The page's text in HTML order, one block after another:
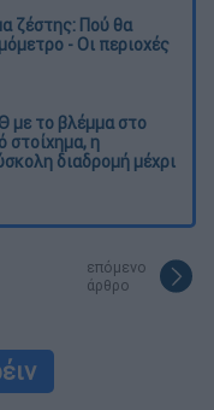
ζέστης: Πού θα
- Οι περιοχές
με το βλέμμα στο
στοίχημα, η
διαδρομή μέχρι
επόμενο
άρθρο